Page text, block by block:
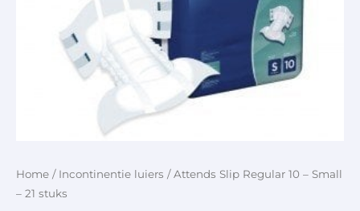
Home / Incontinentie luiers / Attends Slip Regular 10 – Small
– 21 stuks